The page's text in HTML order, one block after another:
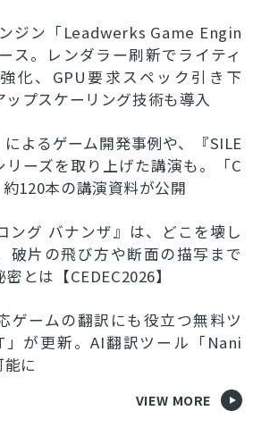
ジン「Leadwerks Game Engin
ス。レンダラー刷新でライティ
化、GPU要求スペック引き下
ップスケーリング技術も導入
によるゲーム開発事例や、『SILE
リーズを取り上げた講演も。「C
約120本の講演資料が公開
ング バナンザ』は、どこを壊し
破片の飛び方や断面の描写まで
とは【CEDEC2026】
ゲームの翻訳にも役立つ無料ツ
」が更新。AI翻訳ツール「Nani
に
VIEW MORE